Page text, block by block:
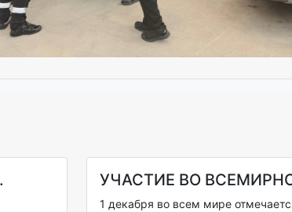
УЧАСТИЕ ВО
1 декабря во всем мире